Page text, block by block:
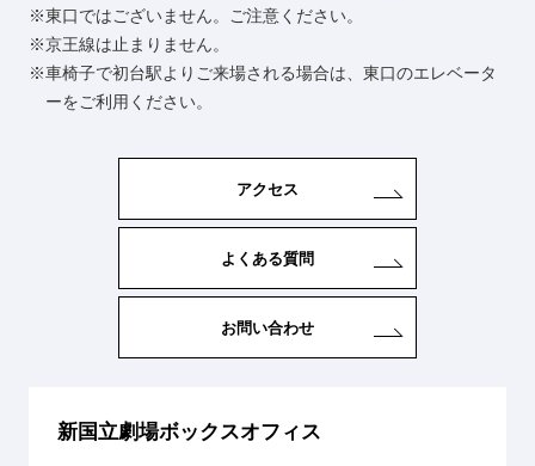
東口ではございません。ご注意ください。
京王線は止まりません。
車椅子で初台駅よりご来場される場合は、東口のエレベータ
ーをご利用ください。
アクセス
よくある質問
お問い合わせ
新国立劇場ボックスオフィス